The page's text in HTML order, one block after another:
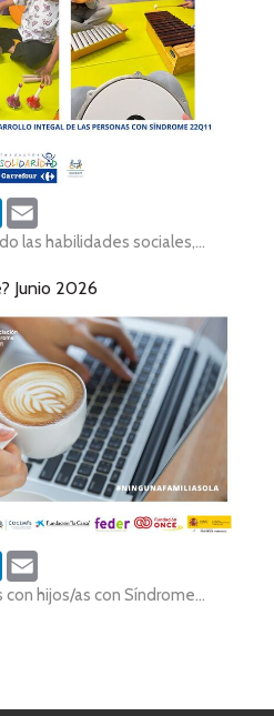
LinkedIn
las habilidades sociales,...
Junio 2026
LinkedIn
hijos/as con Síndrome...